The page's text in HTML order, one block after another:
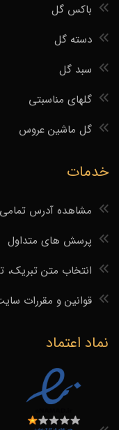
باکس گل
دسته گل
سبد گل
گلهای مناسبتی
گل ماشین عروس
خدمات
مشاهده آدرس
پرسش های متداول
انتخاب متن تبریک،
قوانین و مقررات
نماد اعتماد